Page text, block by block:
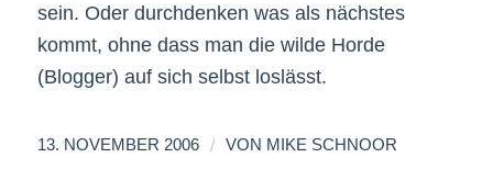
sein. Oder durchdenken was als nächstes
kommt, ohne dass man die wilde Horde
(Blogger) auf sich selbst loslässt.
13. NOVEMBER 2006 / VON MIKE SCHNOOR